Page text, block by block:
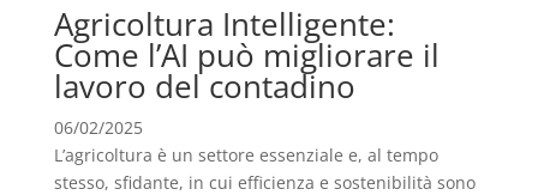
Agricoltura Intelligente:
Come l’AI può migliorare il
lavoro del contadino
06/02/2025
L’agricoltura è un settore essenziale e, al tempo
stesso, sfidante, in cui efficienza e sostenibilità sono